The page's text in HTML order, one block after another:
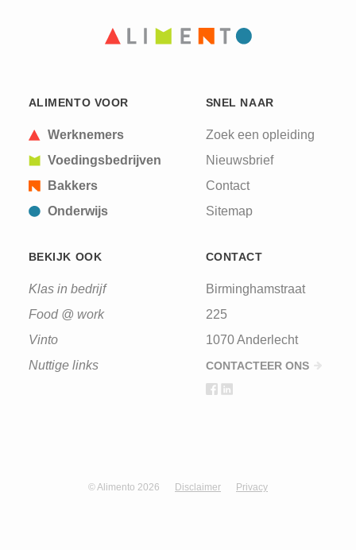
ALIMENTO VOOR
Werknemers
Voedingsbedrijven
Bakkers
Onderwijs
SNEL NAAR
Zoek een opleiding
Nieuwsbrief
Contact
Sitemap
BEKIJK OOK
Klas in bedrijf
Food @ work
Vinto
Nuttige links
CONTACT
Birminghamstraat
225
1070 Anderlecht
CONTACTEER ONS
© Alimento 2026 Disclaimer Privacy